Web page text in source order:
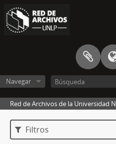
Navegar
Red de Archivos de la Universidad
Filtros